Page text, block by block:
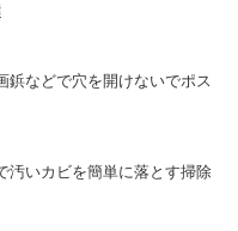
鋲などで穴を開けないでポス
汚いカビを簡単に落とす掃除